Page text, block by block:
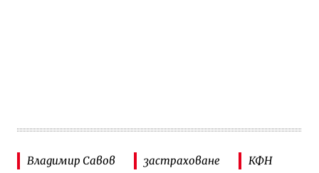
Владимир Савов застраховане КФН